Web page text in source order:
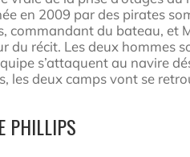
en 2009 par des pirates
commandant du bateau, et
du récit. Les deux hommes
s’attaquent au navire
les deux camps vont se
PHILLIPS